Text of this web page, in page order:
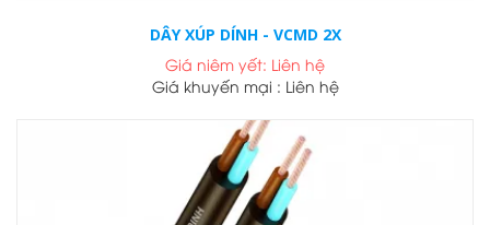
DÂY XÚP DÍNH - VCMD 2X
Giá niêm yết: Liên hệ
Giá khuyến mại : Liên hệ